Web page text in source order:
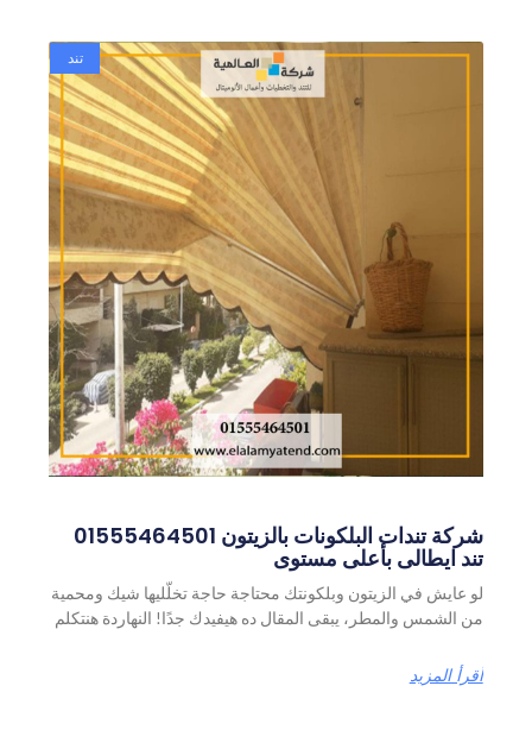
تند
شركة تندات البلكونات بالزيتون 01555464501
تند ايطالى بأعلى مستوى
لو عايش في الزيتون وبلكونتك محتاجة حاجة تخلّليها شيك ومحمية
من الشمس والمطر، يبقى المقال ده هيفيدك جدًا! النهاردة هنتكلم
أقرأ المزيد